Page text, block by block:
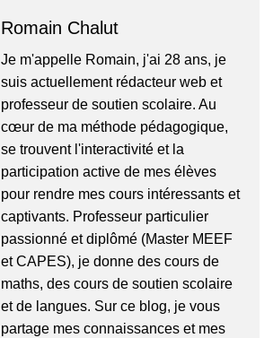
Romain Chalut
Je m'appelle Romain, j'ai 28 ans, je
suis actuellement rédacteur web et
professeur de soutien scolaire. Au
cœur de ma méthode pédagogique,
se trouvent l'interactivité et la
participation active de mes élèves
pour rendre mes cours intéressants et
captivants. Professeur particulier
passionné et diplômé (Master MEEF
et CAPES), je donne des cours de
maths, des cours de soutien scolaire
et de langues. Sur ce blog, je vous
partage mes connaissances et mes